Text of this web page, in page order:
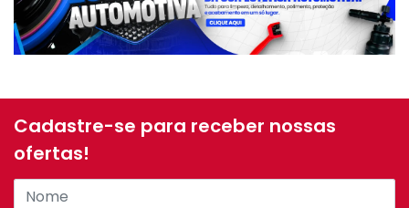
Cadastre-se para receber nossas
ofertas!